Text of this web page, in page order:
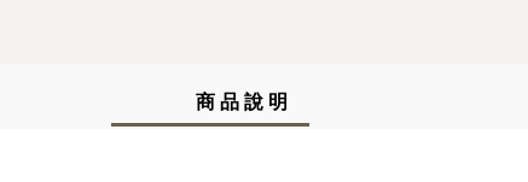
商 品 說 明